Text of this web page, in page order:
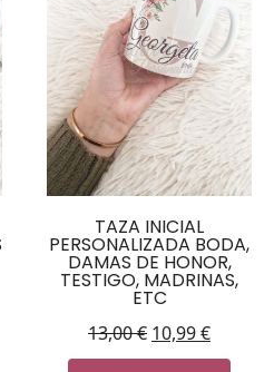
TAZA INICIAL
PERSONALIZADA BODA,
DAMAS DE HONOR,
TESTIGO, MADRINAS,
ETC
13,00€ 10,99€